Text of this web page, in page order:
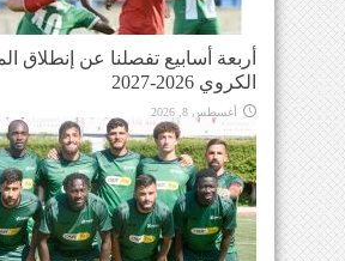
أربعة أسابيع تفصلنا عن إنطلاق
الكروي 2026-2027
أغسطس 8, 2026